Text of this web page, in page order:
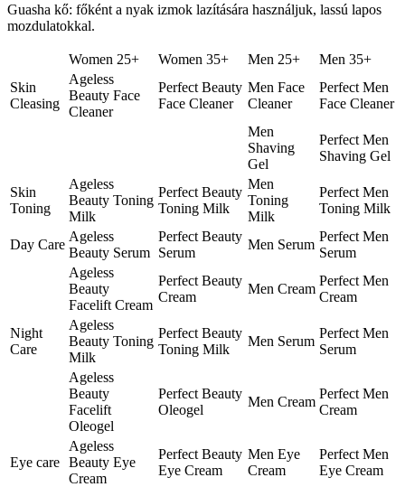
Guasha kő: főként a nyak izmok lazítására használjuk, lassú lapos
mozdulatokkal.
Women 25+ Women 35+ Men 25+
Men 35+
Skin
Cleasing
Ageless
Beauty Face
Cleaner
Perfect Beauty
Face Cleaner
Men Face
Cleaner
Perfect Men
Face Cleaner
Men
Shaving
Gel
Perfect Men
Shaving Gel
Skin
Toning
Ageless
Beauty Toning
Milk
Perfect Beauty
Toning Milk
Men
Toning
Milk
Perfect Men
Toning Milk
Day Care
Ageless
Beauty Serum
Perfect Beauty
Serum
Men Serum
Perfect Men
Serum
Ageless
Beauty
Facelift Cream
Perfect Beauty
Cream
Men Cream
Perfect Men
Cream
Night
Care
Ageless
Beauty Toning
Milk
Perfect Beauty
Toning Milk
Men Serum
Perfect Men
Serum
Ageless
Beauty
Facelift
Oleogel
Perfect Beauty
Oleogel
Men Cream
Perfect Men
Cream
Eye care
Ageless
Beauty Eye
Cream
Perfect Beauty
Eye Cream
Men Eye
Cream
Perfect Men
Eye Cream